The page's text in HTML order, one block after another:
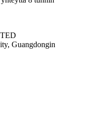
Guangdongin